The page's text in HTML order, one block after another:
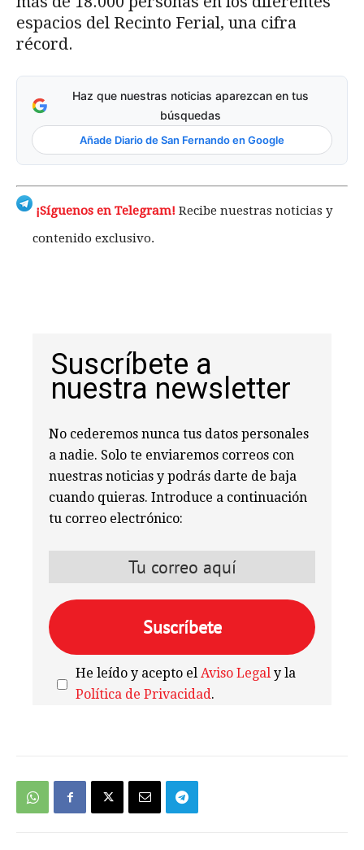
espacios del Recinto Ferial, una cifra
récord.
Haz que nuestras noticias aparezcan en tus
búsquedas
Añade Diario de San Fernando en Google
¡Síguenos en Telegram! Recibe nuestras noticias y
contenido exclusivo.
Suscríbete a
nuestra newsletter
No cederemos nunca tus datos personales
a nadie. Solo te enviaremos correos con
nuestras noticias y podrás darte de baja
cuando quieras. Introduce a continuación
tu correo electrónico:
He leído y acepto elAviso Legal y la
Política de Privacidad.